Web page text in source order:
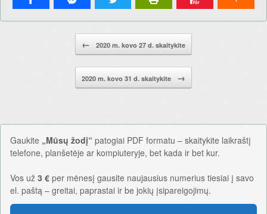
← 2020 m. kovo 27 d. skaitykite
2020 m. kovo 31 d. skaitykite →
Gaukite „Mūsų žodį“ patogiai PDF formatu – skaitykite laikraštį
telefone, planšetėje ar kompiuteryje, bet kada ir bet kur.
Vos už 3 € per mėnesį gausite naujausius numerius tiesiai į savo
el. paštą – greitai, paprastai ir be jokių įsipareigojimų.